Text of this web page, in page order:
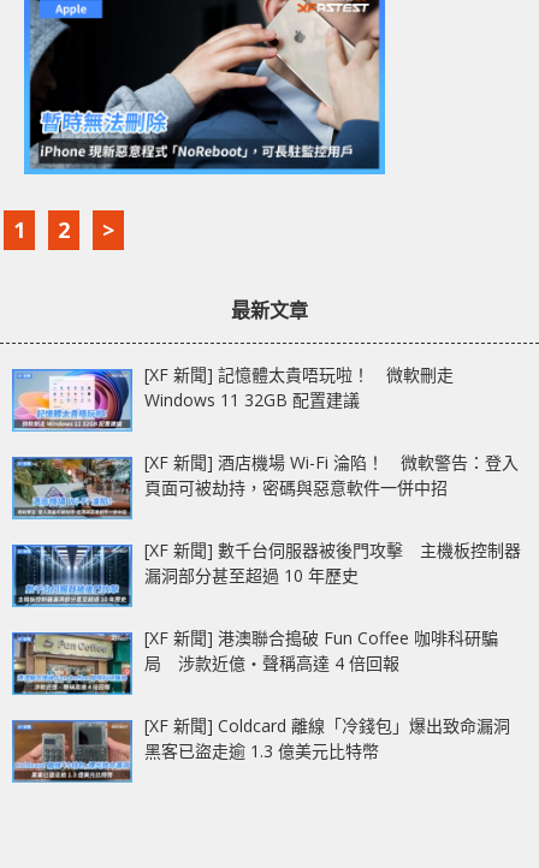
1 2 >
最新文章
[XF 新聞] 記憶體太貴唔玩啦！ 微軟刪走
Windows 11 32GB 配置建議
[XF 新聞] 酒店機場 Wi-Fi 淪陷！ 微軟警告：登入
頁面可被劫持，密碼與惡意軟件一併中招
[XF 新聞] 數千台伺服器被後門攻擊 主機板控制器
漏洞部分甚至超過 10 年歷史
[XF 新聞] 港澳聯合搗破 Fun Coffee 咖啡科研騙
局 涉款近億‧聲稱高達 4 倍回報
[XF 新聞] Coldcard 離線「冷錢包」爆出致命漏洞
黑客已盜走逾 1.3 億美元比特幣